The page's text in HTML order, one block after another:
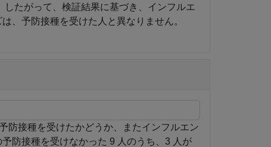
たがって、検証結果に基づき、インフルエ
、予防接種を受けた人と異なりません。
防接種を受けたかどうか、またインフルエン
防接種を受けなかった 9 人のうち、3 人が